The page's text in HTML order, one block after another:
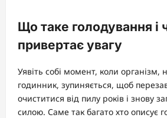
Що таке голодування і
привертає увагу
Уявіть собі момент, коли організм,
годинник, зупиняється, щоб
очиститися від пилу років і знову
силою. Саме так багато хто описує